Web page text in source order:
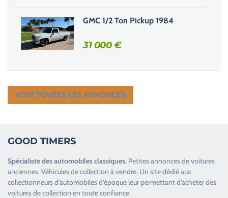
GMC 1/2 Ton Pickup 1984
31 000€
VOIR TOUTES LES ANNONCES
GOOD TIMERS
Spécialiste desautomobiles classiques. Petites annonces devoitures
anciennes.Véhicules de collection à vendre. Un site dédié aux
collectionneurs d’automobiles d’époque leur permettant d’acheter des
voitures de collection en toute confiance.